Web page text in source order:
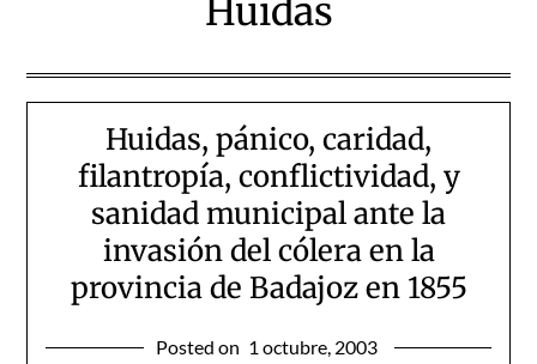
Huidas
Huidas, pánico, caridad,
filantropía, conflictividad, y
sanidad municipal ante la
invasión del cólera en la
provincia de Badajoz en 1855
Posted on 1 octubre, 2003